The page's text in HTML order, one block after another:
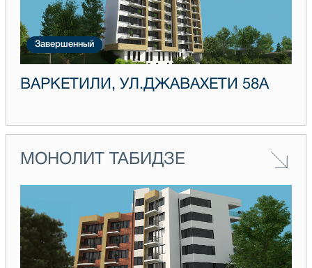
Завершенный
ВАРКЕТИЛИ, УЛ.ДЖАВАХЕТИ 58А
МОНОЛИТ ТАБИДЗЕ